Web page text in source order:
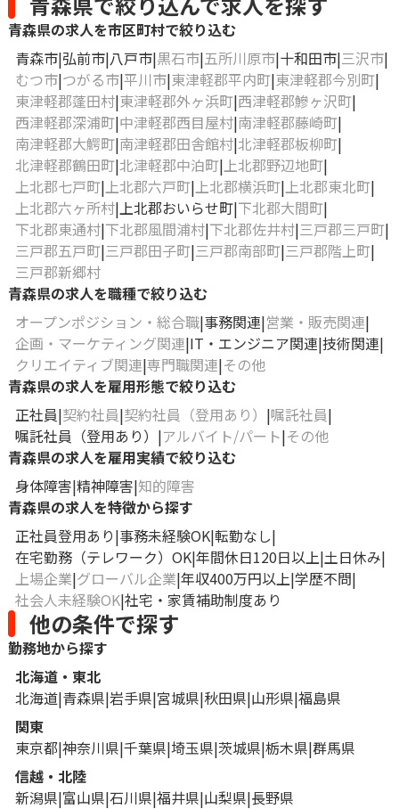
青森県の求人を市区町村で絞り込む
青森市 弘前市 八戸市 黒石市 五所川原市 十和田市 三沢市
むつ市 つがる市 平川市 東津軽郡平内町 東津軽郡今別町
東津軽郡蓬田村 東津軽郡外ヶ浜町 西津軽郡鰺ヶ沢町
西津軽郡深浦町 中津軽郡西目屋村 南津軽郡藤崎町
南津軽郡大鰐町 南津軽郡田舎館村 北津軽郡板柳町
北津軽郡鶴田町 北津軽郡中泊町 上北郡野辺地町
上北郡七戸町 上北郡六戸町 上北郡横浜町 上北郡東北町
上北郡六ヶ所村 上北郡おいらせ町 下北郡大間町
下北郡東通村 下北郡風間浦村 下北郡佐井村 三戸郡三戸町
三戸郡五戸町 三戸郡田子町 三戸郡南部町 三戸郡階上町
三戸郡新郷村
青森県の求人を職種で絞り込む
オープンポジション・総合職 事務関連 営業・販売関連
企画・マーケティング関連 IT・エンジニア関連 技術関連
クリエイティブ関連 専門職関連 その他
青森県の求人を雇用形態で絞り込む
正社員 契約社員 契約社員（登用あり）
嘱託社員
嘱託社員（登用あり）
アルバイト/パート その他
青森県の求人を雇用実績で絞り込む
身体障害 精神障害 知的障害
青森県の求人を特徴から探す
正社員登用あり 事務未経験OK 転勤なし
在宅勤務（テレワーク）OK 年間休日120日以上 土日休み
上場企業 グローバル企業 年収400万円以上 学歴不問
社会人未経験OK 社宅・家賃補助制度あり
他の条件で探す
勤務地から探す
北海道・東北
北海道 青森県 岩手県 宮城県 秋田県 山形県 福島県
関東
東京都 神奈川県 千葉県 埼玉県 茨城県 栃木県 群馬県
信越・北陸
新潟県 富山県 石川県 福井県 山梨県 長野県